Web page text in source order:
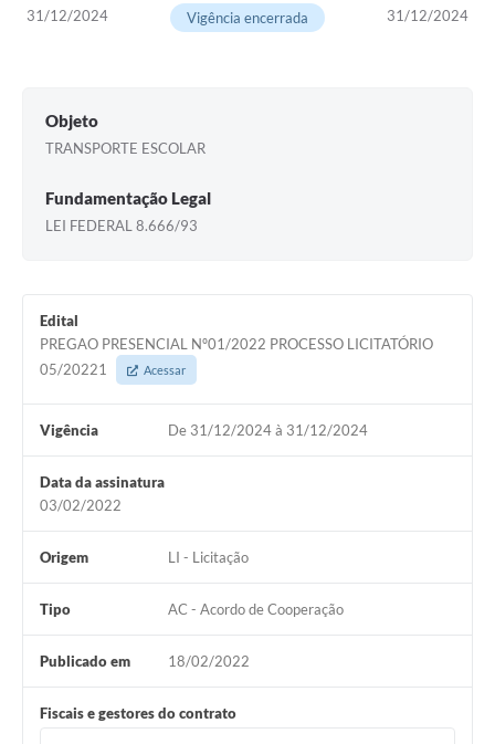
31/12/2024 31/12/2024
Vigência encerrada
Objeto
TRANSPORTE ESCOLAR
Fundamentação Legal
LEI FEDERAL 8.666/93
Edital
PREGAO PRESENCIAL Nº01/2022 PROCESSO LICITATÓRIO
05/20221
Acessar
Vigência De 31/12/2024 à 31/12/2024
Data da assinatura
03/02/2022
Origem LI - Licitação
Tipo AC - Acordo de Cooperação
Publicado em 18/02/2022
Fiscais e gestores do contrato